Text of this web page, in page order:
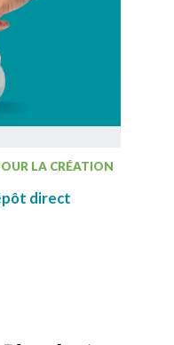
LA CRÉATION
direct